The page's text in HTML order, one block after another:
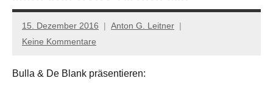
Essay
15. Dezember 2016
Anton G. Leitner
Keine Kommentare
Bulla & De Blank präsentieren: